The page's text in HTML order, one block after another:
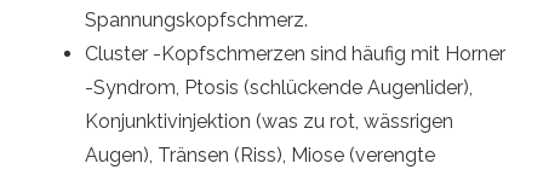
Spannungskopfschmerz.
Cluster -Kopfschmerzen sind häufig mit Horner
-Syndrom, Ptosis (schlückende Augenlider),
Konjunktivinjektion (was zu rot, wässrigen
Augen), Tränsen (Riss), Miose (verengte